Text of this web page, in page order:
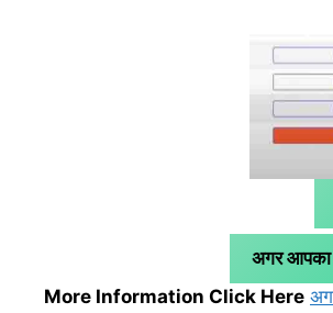
अगर आपका
More Information Click Here